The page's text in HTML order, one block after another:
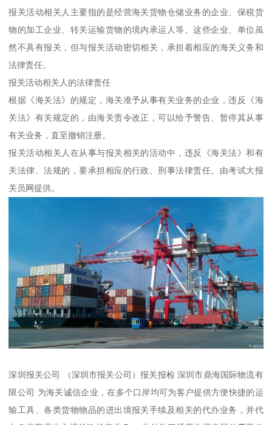
报关活动相关人主要指的是经营海关货物仓储业务的企业、保税货
物的加工企业、转关运输货物的境内承运人等。这些企业、单位虽
然不具有报关，但与报关活动密切相关，承担着相应的海关义务和
法律责任。
报关活动相关人的法律责任
根据《海关法》的规定，海关准予从事有关业务的企业，违反《海
关法》有关规定的，由海关责令改正，可以给予警告、暂停其从事
有关业务，直至撤销注册。
报关活动相关人在从事与报关相关的活动中，违反《海关法》和有
关法律、法规的，要承担相应的行政、刑事法律责任。由考试大报
关员网提供。
深圳报关公司 （深圳市报关公司）报关报检 深圳市鼎海国际物流有
限公司 为海关诚信企业，在多个口岸均可为客户提供方便快捷的运
输工具、各类货物物品的进出境报关手续及相关的代办业务，并代